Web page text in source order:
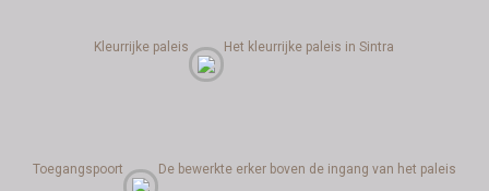
Kleurrijke paleis Het kleurrijke paleis in Sintra
Toegangspoort De bewerkte erker boven de ingang van het paleis